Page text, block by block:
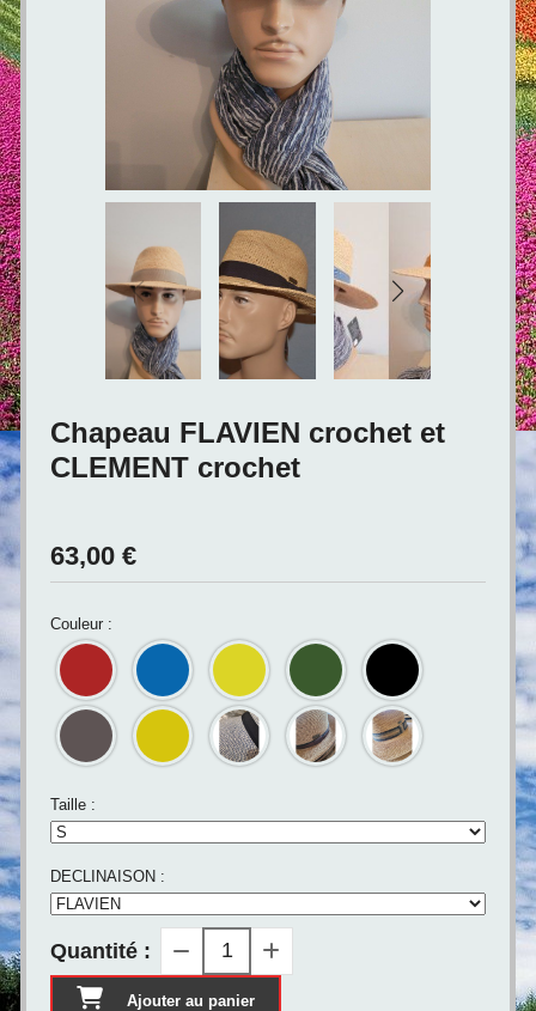
Chapeau FLAVIEN crochet et
CLEMENT crochet
63,00 €
Couleur :
Taille :
DECLINAISON :
Quantité :
Ajouter au panier